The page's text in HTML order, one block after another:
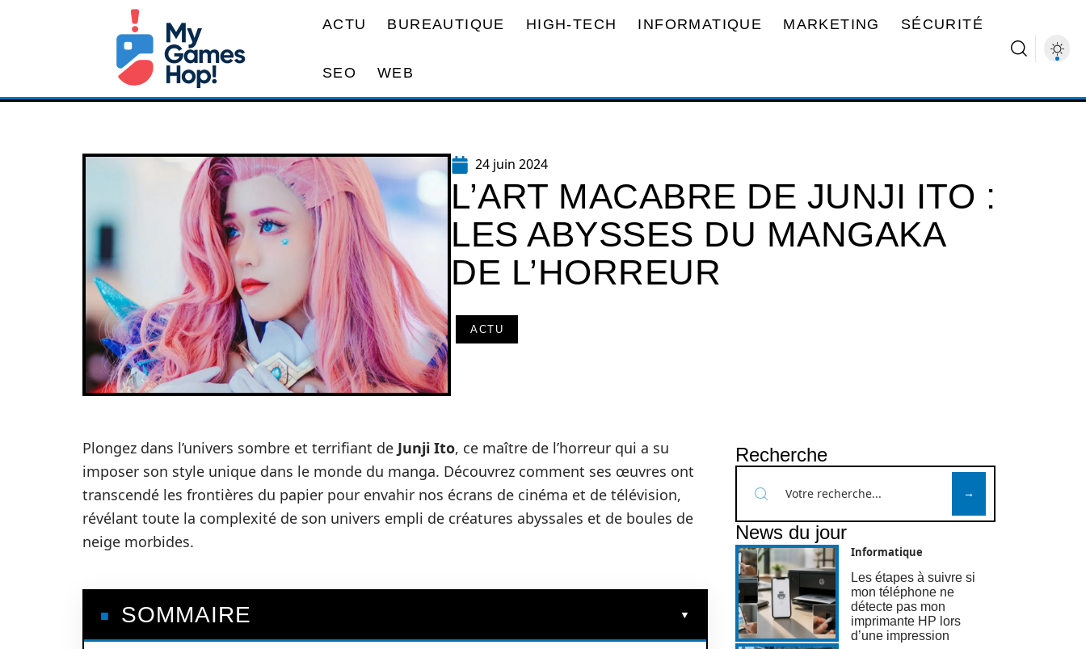
ACTU BUREAUTIQUE HIGH-TECH INFORMATIQUE MARKETING SÉCURITÉ
SEO WEB
24 juin 2024
L’ART MACABRE DE JUNJI ITO :
LES ABYSSES DU MANGAKA
DE L’HORREUR
ACTU
Plongez dans l’univers sombre et terrifiant de Junji Ito, ce maître de l’horreur qui a su
imposer son style unique dans le monde du manga. Découvrez comment ses œuvres ont
transcendé les frontières du papier pour envahir nos écrans de cinéma et de télévision,
révélant toute la complexité de son univers empli de créatures abyssales et de boules de
neige morbides.
SOMMAIRE
Recherche
News du jour
Informatique
Les étapes à suivre si
mon téléphone ne
détecte pas mon
imprimante HP lors
d’une impression